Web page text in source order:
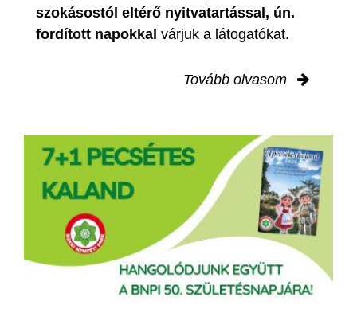
szokásostól eltérő nyitvatartással, ún.
fordított napokkal várjuk a látogatókat.
Tovább olvasom